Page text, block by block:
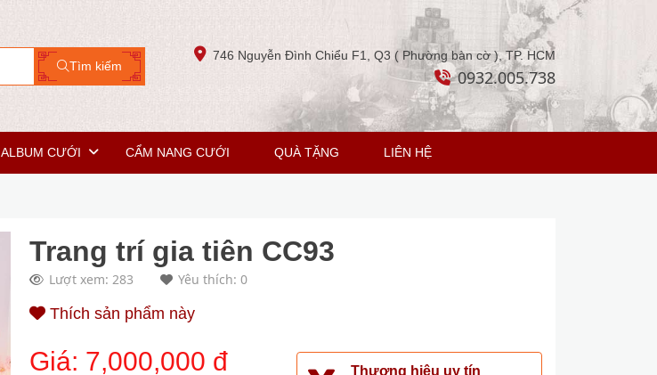
Tìm kiếm
746 Nguyễn Đình Chiểu F1, Q3 ( Phường bàn cờ ), TP. HCM
0932.005.738
ALBUM CƯỚI CẨM NANG CƯỚI QUÀ TẶNG LIÊN HỆ
Trang trí gia tiên CC93
Lượt xem: 283 Yêu thích: 0
Thích sản phẩm này
Giá: 7,000,000 đ
Thương hiệu uy tín